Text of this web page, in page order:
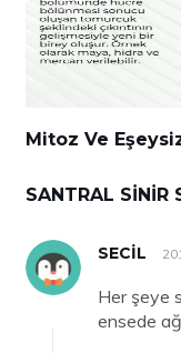
Mitoz Ve
SANTRAL SINIR
SECIL
Her şeye
ensede